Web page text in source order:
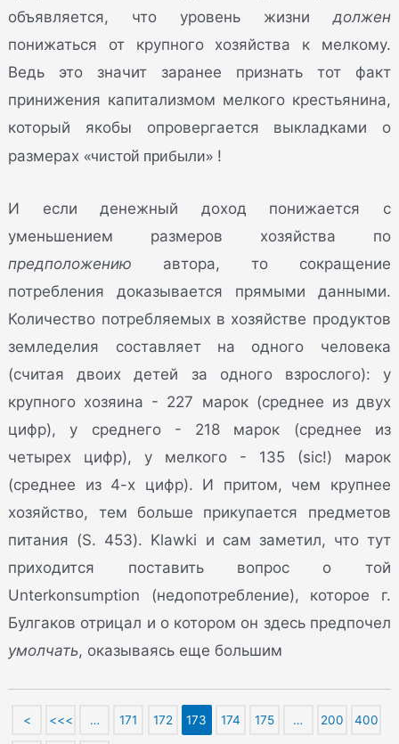
объявляется, что уровень жизнидолжен
понижаться от крупного хозяйства к мелкому.
Ведь это значит заранее признать тот факт
принижения капитализмом мелкого крестьянина,
который якобы опровергается выкладками о
размерах«чистой прибыли» !
И если денежный доход понижается с
уменьшением размеров хозяйства по
предположению автора, то сокращение
потребления доказывается прямыми данными.
Количество потребляемых в хозяйстве продуктов
земледелия составляет на одного человека
(считая двоих детей за одного взрослого): у
крупного хозяина - 227 марок (среднее из двух
цифр), у среднего - 218 марок (среднее из
четырех цифр), у мелкого - 135 (sic!) марок
(среднее из 4-х цифр). И притом, чем крупнее
хозяйство, тем больше прикупается предметов
питания (S. 453). Klawki и сам заметил, что тут
приходится поставить вопрос о той
Unterkonsumption (недопотребление), которое г.
Булгаков отрицал и о котором он здесь предпочел
умолчать, оказываясь еще большим
< <<< … 171 172 173 174 175 … 200 400